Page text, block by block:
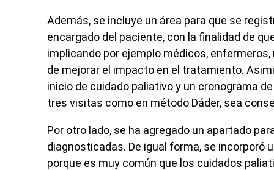
Además, se incluye un área para que se
encargado del paciente, con la finalidad de
implicando por ejemplo médicos,
de mejorar el impacto en el tratamiento.
inicio de cuidado paliativo y un cronograma
tres visitas como en método Dáder, sea
Por otro lado, se ha agregado un apartado
diagnosticadas. De igual forma, se incorporó
porque es muy común que los cuidados